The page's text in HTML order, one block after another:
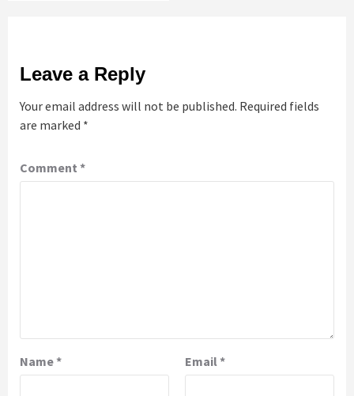
Leave a Reply
Your email address will not be published. Required fields
are marked *
Comment *
Name* Email *